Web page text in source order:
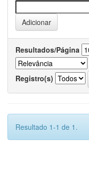
Resultados/Página
Registro(s)
Resultado 1-1 de 1.